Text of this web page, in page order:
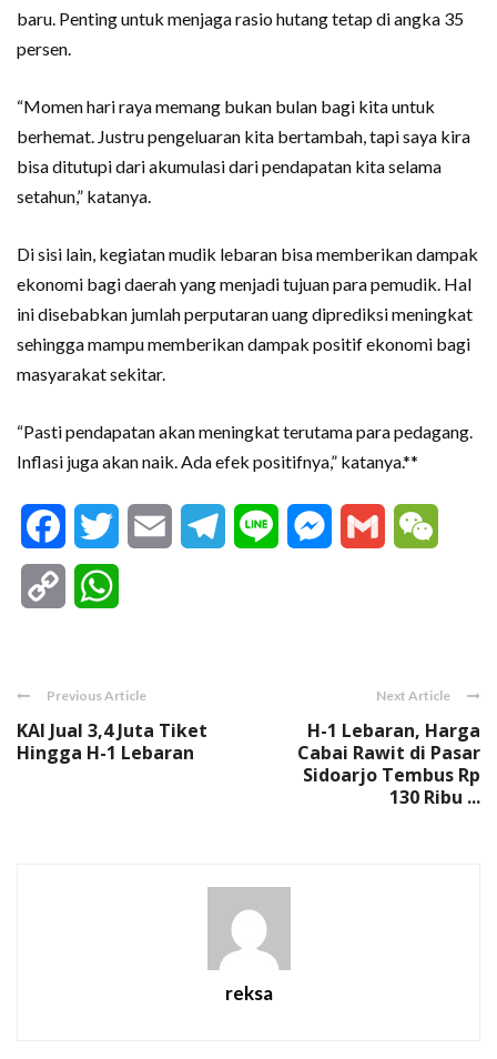
baru. Penting untuk menjaga rasio hutang tetap di angka 35
persen.
“Momen hari raya memang bukan bulan bagi kita untuk
berhemat. Justru pengeluaran kita bertambah, tapi saya kira
bisa ditutupi dari akumulasi dari pendapatan kita selama
setahun,” katanya.
Di sisi lain, kegiatan mudik lebaran bisa memberikan dampak
ekonomi bagi daerah yang menjadi tujuan para pemudik. Hal
ini disebabkan jumlah perputaran uang diprediksi meningkat
sehingga mampu memberikan dampak positif ekonomi bagi
masyarakat sekitar.
“Pasti pendapatan akan meningkat terutama para pedagang.
Inflasi juga akan naik. Ada efek positifnya,” katanya.**
FacebookTwitter Email Telegram
Line Messenger
Gmail
Copy
Previous Article
KAI Jual 3,4 Juta Tiket
Hingga H-1 Lebaran
Next Article
H-1 Lebaran, Harga
Cabai Rawit di Pasar
Sidoarjo Tembus Rp
130 Ribu ...
reksa